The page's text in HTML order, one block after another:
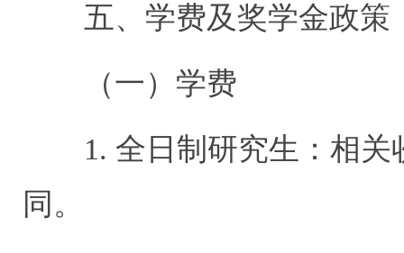
五、学费及奖学金政策
（一）学费
1. 全日制研究生：相
同。